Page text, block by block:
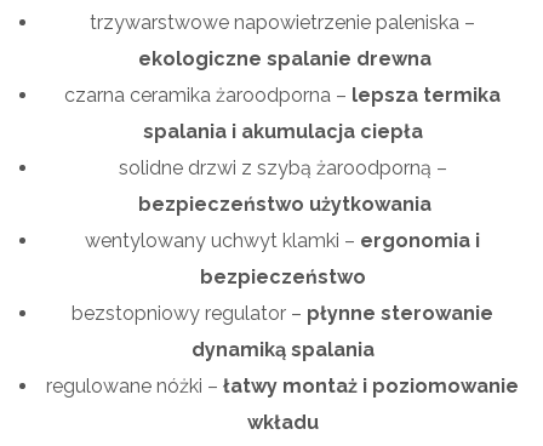
trzywarstwowe napowietrzenie paleniska –
ekologiczne spalanie drewna
czarna ceramika żaroodporna – lepsza termika
spalania i akumulacja ciepła
solidne drzwi z szybą żaroodporną –
bezpieczeństwo użytkowania
wentylowany uchwyt klamki – ergonomia i
bezpieczeństwo
bezstopniowy regulator – płynne sterowanie
dynamiką spalania
regulowane nóżki – łatwy montaż i poziomowanie
wkładu